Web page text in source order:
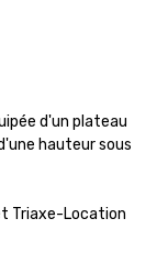
d'un plateau
hauteur sous
Triaxe-Location